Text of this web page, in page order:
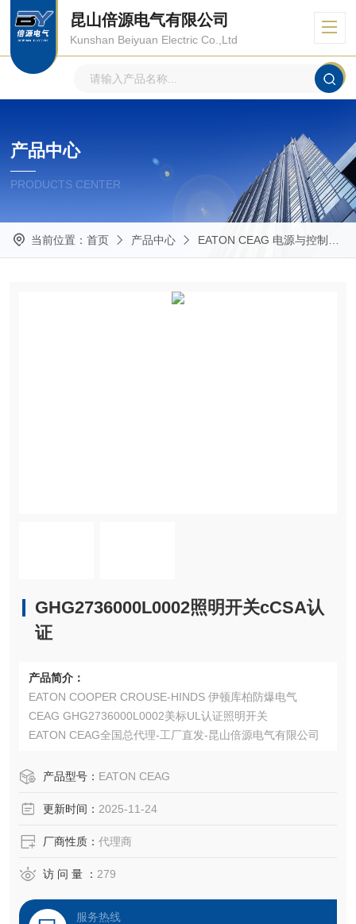
昆山倍源电气有限公司
Kunshan Beiyuan Electric Co.,Ltd
产品中心
PRODUCTS CENTER
当前位置： 首页 产品中心 EATON CEAG 电源与控制
GHG2736000L0002照明开关cCSA认
证
产品简介：
EATON COOPER CROUSE-HINDS 伊顿库柏防爆电气
CEAG GHG2736000L0002美标UL认证照明开关
EATON CEAG全国总代理-工厂直发-昆山倍源电气有限公司
产品型号： EATON CEAG
更新时间： 2025-11-24
厂商性质： 代理商
访 问 量 ： 279
服务热线